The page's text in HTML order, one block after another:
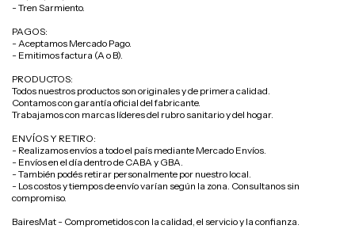
- Tren Sarmiento.
PAGOS:
- Aceptamos Mercado Pago.
- Emitimos factura (A o B).
PRODUCTOS:
Todos nuestros productos son originales y de primera calidad.
Contamos con garantía oficial del fabricante.
Trabajamos con marcas líderes del rubro sanitario y del hogar.
ENVÍOS Y RETIRO:
- Realizamos envíos a todo el país mediante Mercado Envíos.
- Envíos en el día dentro de CABA y GBA.
- También podés retirar personalmente por nuestro local.
- Los costos y tiempos de envío varían según la zona. Consultanos sin
compromiso.
BairesMat - Comprometidos con la calidad, el servicio y la confianza.